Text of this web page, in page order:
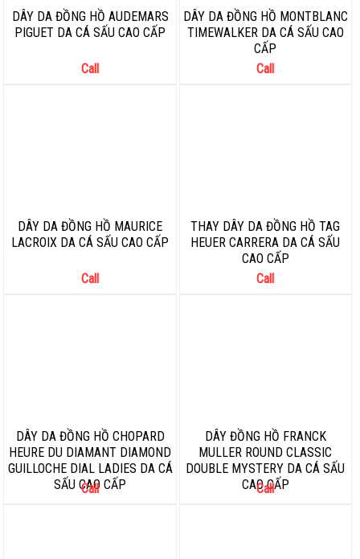
DÂY DA ĐỒNG HỒ AUDEMARS
PIGUET DA CÁ SẤU CAO CẤP
Call
DÂY DA ĐỒNG HỒ MONTBLANC
TIMEWALKER DA CÁ SẤU CAO
CẤP
Call
DÂY DA ĐỒNG HỒ MAURICE
LACROIX DA CÁ SẤU CAO CẤP
Call
THAY DÂY DA ĐỒNG HỒ TAG
HEUER CARRERA DA CÁ SẤU
CAO CẤP
Call
DÂY DA ĐỒNG HỒ CHOPARD
HEURE DU DIAMANT DIAMOND
GUILLOCHE DIAL LADIES DA CÁ
SẤU CAO CẤP
Call
DÂY ĐỒNG HỒ FRANCK
MULLER ROUND CLASSIC
DOUBLE MYSTERY DA CÁ SẤU
CAO CẤP
Call